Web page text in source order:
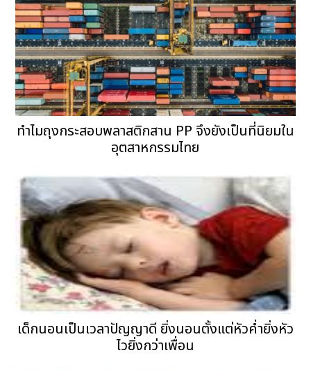
ทำไมถุงกระสอบพลาสติกสาน PP จึงยังเป็นที่นิยมใน
อุตสาหกรรมไทย
เด็กนอนเป็นเวลาปัญญาดี ยิ่งนอนตั้งแต่หัวค่ำยิ่งหัว
ไวยิ่งกว่าเพื่อน